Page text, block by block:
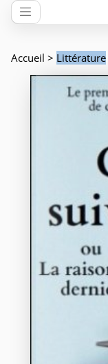
Accueil > Littérature